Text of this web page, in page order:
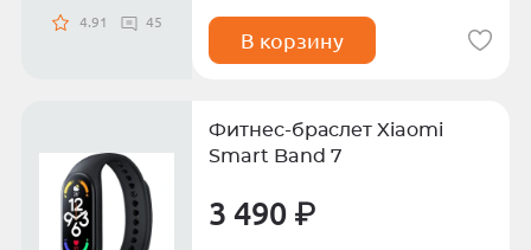
4.91 45
В корзину
Фитнес-браслет Xiaomi
Smart Band 7
3 490 ₽